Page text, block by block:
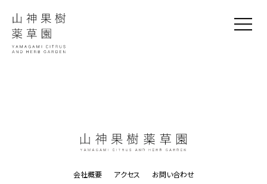
会社概要 アクセス
お問い合わせ